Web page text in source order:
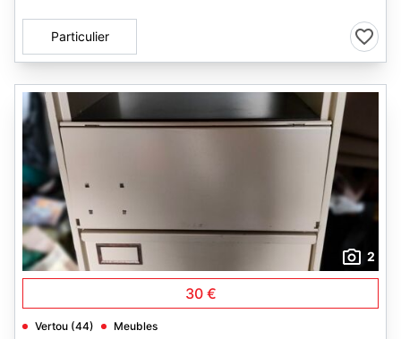
Particulier
2
30 €
Vertou (44) Meubles